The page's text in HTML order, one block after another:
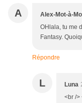
A Alex-Mot-à-
OHlala, tu me
Fantasy.
Répondre
L Luna
<br />